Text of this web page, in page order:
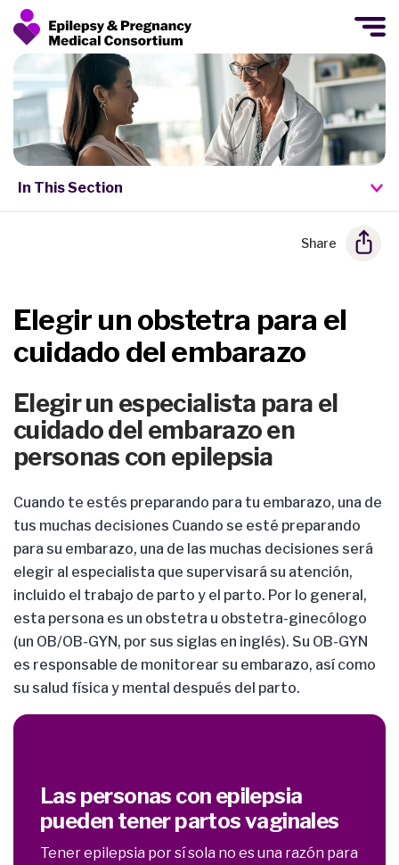
In This Section
Share
Elegir un obstetra para el
cuidado del embarazo
Elegir un especialista para el
cuidado del embarazo en
personas con epilepsia
Cuando te estés preparando para tu embarazo, una de
tus muchas decisiones Cuando se esté preparando
para su embarazo, una de las muchas decisiones será
elegir al especialista que supervisará su atención,
incluido el trabajo de parto y el parto. Por lo general,
esta persona es un obstetra u obstetra-ginecólogo
(un OB/OB-GYN, por sus siglas en inglés). Su OB-GYN
es responsable de monitorear su embarazo, así como
su salud física y mental después del parto.
Las personas con epilepsia
pueden tener partos vaginales
Tener epilepsia por sí sola no es una razón para